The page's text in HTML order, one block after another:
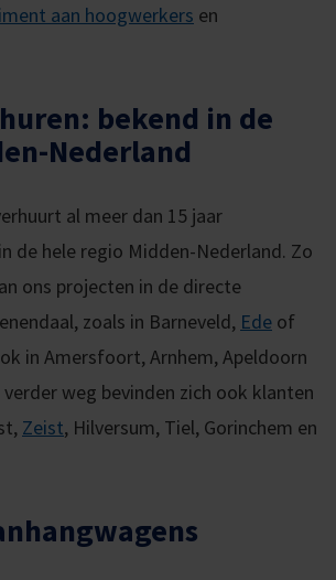
aan hoogwerkers en
bekend in de
Nederland
al meer dan 15 jaar
de hele regio Midden-Nederland. Zo
ons projecten in de directe
zoals in Barneveld, Ede of
in Amersfoort, Arnhem, Apeldoorn
verder weg bevinden zich ook klanten
Zeist, Hilversum, Tiel, Gorinchem en